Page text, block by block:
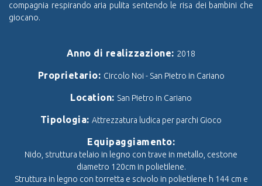
compagnia respirando aria pulita sentendo le risa dei bambini che
giocano.
Anno di realizzazione: 2018
Proprietario: Circolo Noi - San Pietro in Cariano
Location: San Pietro in Cariano
Tipologia:Attrezzatura ludica per parchi Gioco
Equipaggiamento:
Nido, struttura telaio in legno con trave in metallo, cestone
diametro 120cm in polietilene.
Struttura in legno con torretta e scivolo in polietilene h 144 cm e